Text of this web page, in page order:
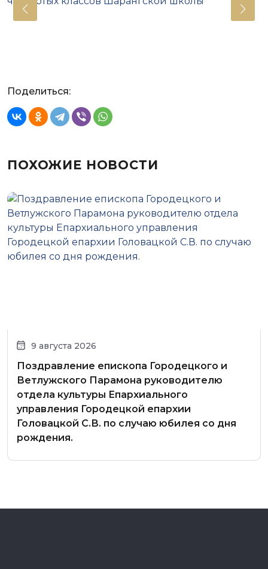
Поделиться:
ПОХОЖИЕ НОВОСТИ
9 августа 2026
Поздравление епископа Городецкого и
Ветлужского Парамона руководителю
отдела культуры Епархиального
управления Городецкой епархии
Головацкой С.В. по случаю юбилея со дня
рождения.